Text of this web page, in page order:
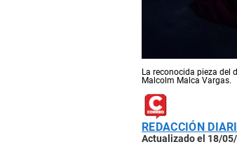
La reconocida pieza del
Malcolm Malca Vargas.
REDACCIÓN
Actualizado el 18/